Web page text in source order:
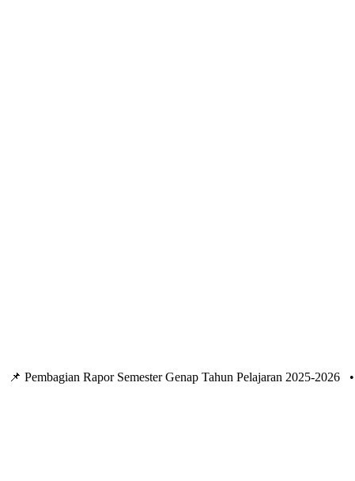
📌 Pembagian Rapor Semester Genap Tahun Pelajaran 2025-2026 •